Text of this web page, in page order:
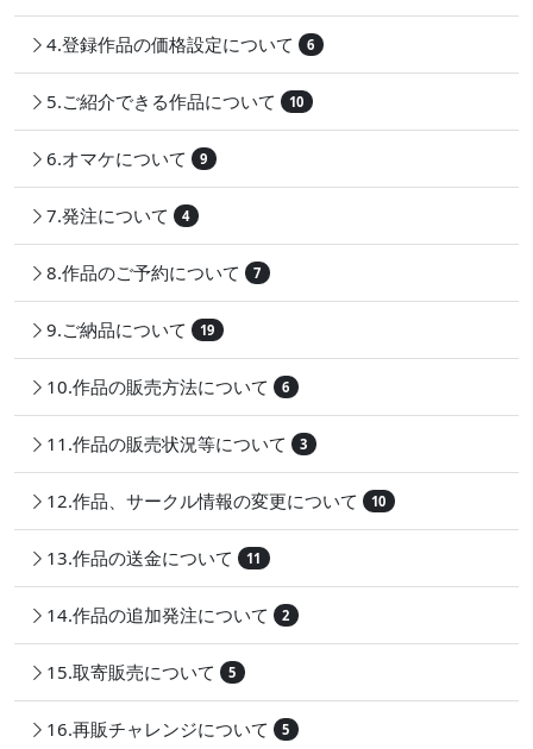
4.登録作品の価格設定について 6
5.ご紹介できる作品について 10
6.オマケについて 9
7.発注について 4
8.作品のご予約について 7
9.ご納品について 19
10.作品の販売方法について 6
11.作品の販売状況等について 3
12.作品、サークル情報の変更について 10
13.作品の送金について 11
14.作品の追加発注について 2
15.取寄販売について 5
16.再販チャレンジについて 5